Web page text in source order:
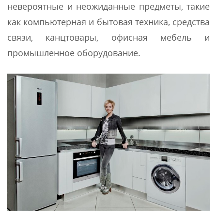
невероятные и неожиданные предметы, такие
как компьютерная и бытовая техника, средства
связи, канцтовары, офисная мебель и
промышленное оборудование.